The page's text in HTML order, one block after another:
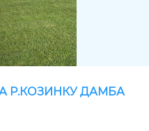
Р.КОЗИНКУ ДАМБА